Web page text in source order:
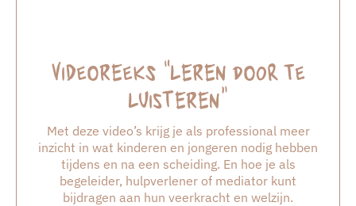
Videoreeks “leren door te
luisteren”
Met deze video’s krijg je als professional meer
inzicht in wat kinderen en jongeren nodig hebben
tijdens en na een scheiding. En hoe je als
begeleider, hulpverlener of mediator kunt
bijdragen aan hun veerkracht en welzijn.